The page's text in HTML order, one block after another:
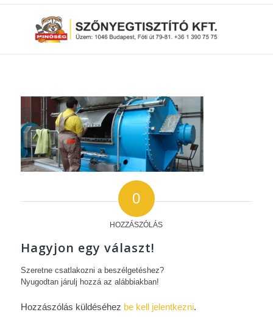
0
HOZZÁSZÓLÁS
Hagyjon egy választ!
Szeretne csatlakozni a beszélgetéshez?
Nyugodtan járulj hozzá az alábbiakban!
Hozzászólás küldéséhez be kell jelentkezni.